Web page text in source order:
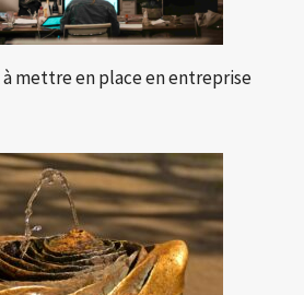
à mettre en place en entreprise